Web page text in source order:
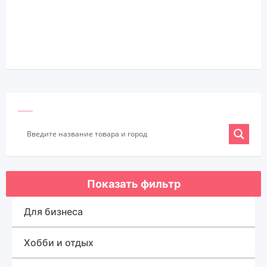
Показать фильтр
Для бизнеса
Оборудование для бизнеса
Хобби и отдых